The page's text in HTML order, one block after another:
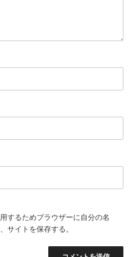
するためブラウザーに自分の名
サイトを保存する。